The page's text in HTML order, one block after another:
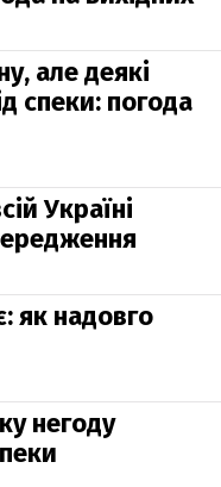
але деякі
спеки: погода
Україні
як надовго
негоду